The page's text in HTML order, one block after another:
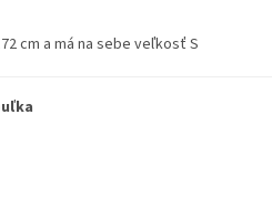
cm a má na sebe veľkosť S